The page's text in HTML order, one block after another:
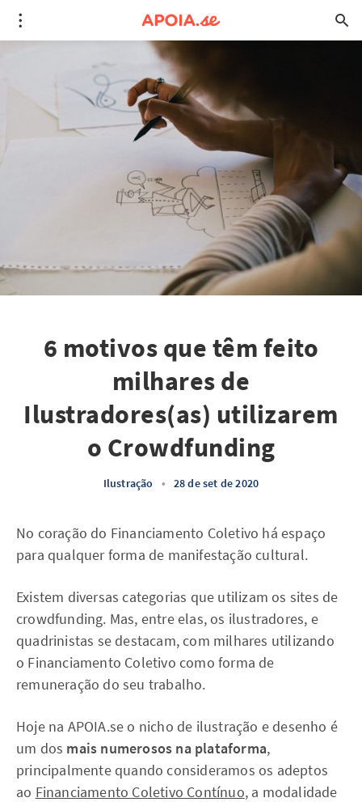
6 motivos que têm feito
milhares de
Ilustradores(as) utilizarem
o Crowdfunding
Ilustração • 28 de set de 2020
No coração do Financiamento Coletivo há espaço
para qualquer forma de manifestação cultural.
Existem diversas categorias que utilizam os sites de
crowdfunding. Mas, entre elas, os ilustradores, e
quadrinistas se destacam, com milhares utilizando
o Financiamento Coletivo como forma de
remuneração do seu trabalho.
Hoje na APOIA.se o nicho de ilustração e desenho é
um dos mais numerosos na plataforma,
principalmente quando consideramos os adeptos
ao Financiamento Coletivo Contínuo, a modalidade